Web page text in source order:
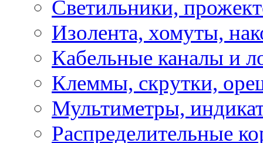
Светильники,
Изолента, хомуты,
Кабельные каналы и
Клеммы, скрутки,
Мультиметры,
Распределительные